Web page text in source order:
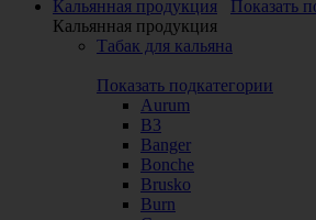
Кальянная продукция
Показать
Кальянная продукция
Табак для кальяна
Показать подкатегории
Aurum
B3
Banger
Bonche
Brusko
Burn